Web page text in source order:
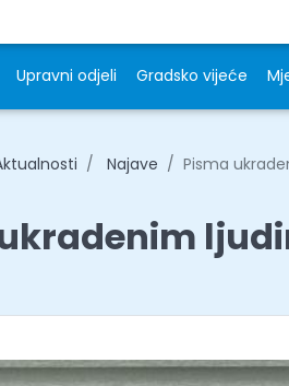
Upravni odjeli Gradsko vijeće
Najave Pisma